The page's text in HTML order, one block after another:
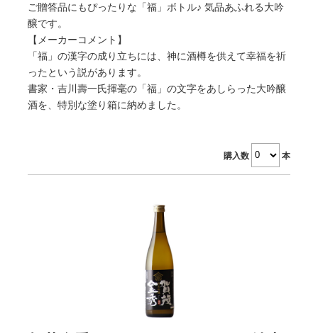
ご贈答品にもぴったりな「福」ボトル♪ 気品あふれる大吟
醸です。
【メーカーコメント】
「福」の漢字の成り立ちには、神に酒樽を供えて幸福を祈
ったという説があります。
書家・吉川壽一氏揮毫の「福」の文字をあしらった大吟醸
酒を、特別な塗り箱に納めました。
購入数 本